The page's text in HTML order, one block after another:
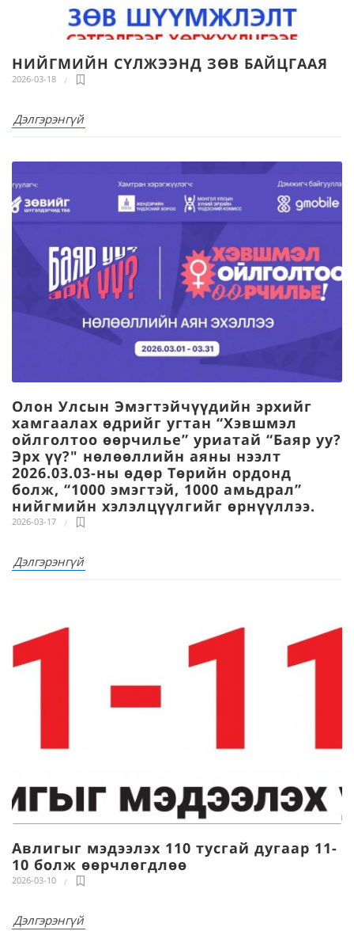
НИЙГМИЙН СҮЛЖЭЭНД ЗӨВ БАЙЦГААЯ
2026-03-18
Дэлгэрэнгүй
Олон Улсын Эмэгтэйчүүдийн эрхийг
хамгаалах өдрийг угтан “Хэвшмэл
ойлголтоо өөрчилье” уриатай “Баяр уу?
Эрх үү?" нөлөөллийн аяны нээлт
2026.03.03-ны өдөр Төрийн ордонд
болж, “1000 эмэгтэй, 1000 амьдрал”
нийгмийн хэлэлцүүлгийг өрнүүллээ.
2026-03-17
Дэлгэрэнгүй
Авлигыг мэдээлэх 110 тусгай дугаар 11-
10 болж өөрчлөгдлөө
2026-03-10
Дэлгэрэнгүй